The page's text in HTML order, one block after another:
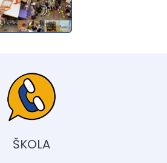
ŠKOLA